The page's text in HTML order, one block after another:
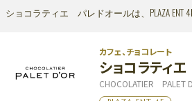
ショコラティエ パレドオールは、PLAZA ENT
カフェ、チョコレート
ショコラティ
CHOCOLATIER PALET